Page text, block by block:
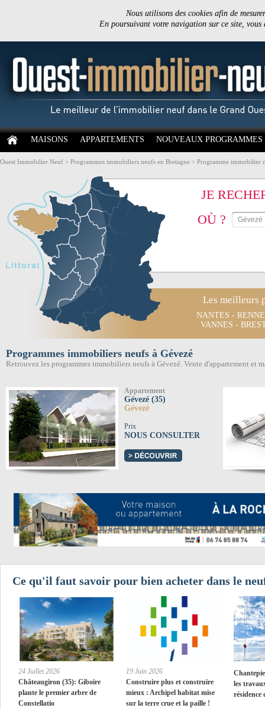
Nous utilisons des cookies afin de
En poursuivant votre navigation sur ce site,
MAISONS APPARTEMENTS NOUVEAUX PROGRAMMES
Ouest Immobilier Neuf > Programmes immobiliers neufs en Bretagne > Programme immobilier
JE
OÙ ?
Les meilleurs
NANTES -
VANNES -
Programmes immobiliers neufs à Gévezé
Retrouvez les programmes immobiliers neufs à Gévezé. Vente d'appartement et
Appartement
Gévezé (35)
Gévezé
Prix
NOUS CONSULTER
Ce qu'il faut savoir pour bien acheter dans le
24 Juillet 2026
Châteaugiron (35): Giboire
plante le premier arbre de
Constellatio
19 Juin 2026
Construire plus et construire
mieux : Archipel habitat mise
sur la terre crue et la paille !
les
résidence